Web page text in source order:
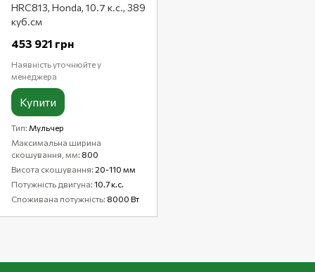
HRC813, Honda, 10.7 к.с., 389
куб.см
453 921 грн
Наявність уточнюйте у
менеджера
Купити
Тип Мульчер
Максимальна ширина
скошування, мм 800
Висота скошування 20-110 мм
Потужність двигуна 10.7 к.с.
Споживана потужність 8000 Вт